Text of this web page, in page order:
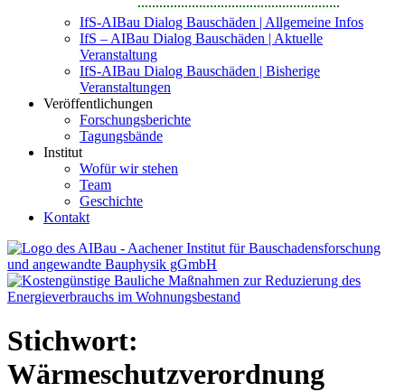
IfS-AIBau Dialog Bauschäden | Allgemeine Infos
IfS – AIBau Dialog Bauschäden | Aktuelle
Veranstaltung
IfS-AIBau Dialog Bauschäden | Bisherige
Veranstaltungen
Veröffentlichungen
Forschungsberichte
Tagungsbände
Institut
Wofür wir stehen
Team
Geschichte
Kontakt
AIBau – Aachener Institut für Bauschadensforschung und
Stichwort:
Wärmeschutzverordnung